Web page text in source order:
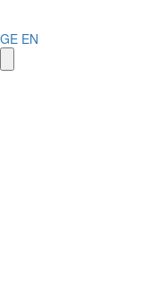
GE EN